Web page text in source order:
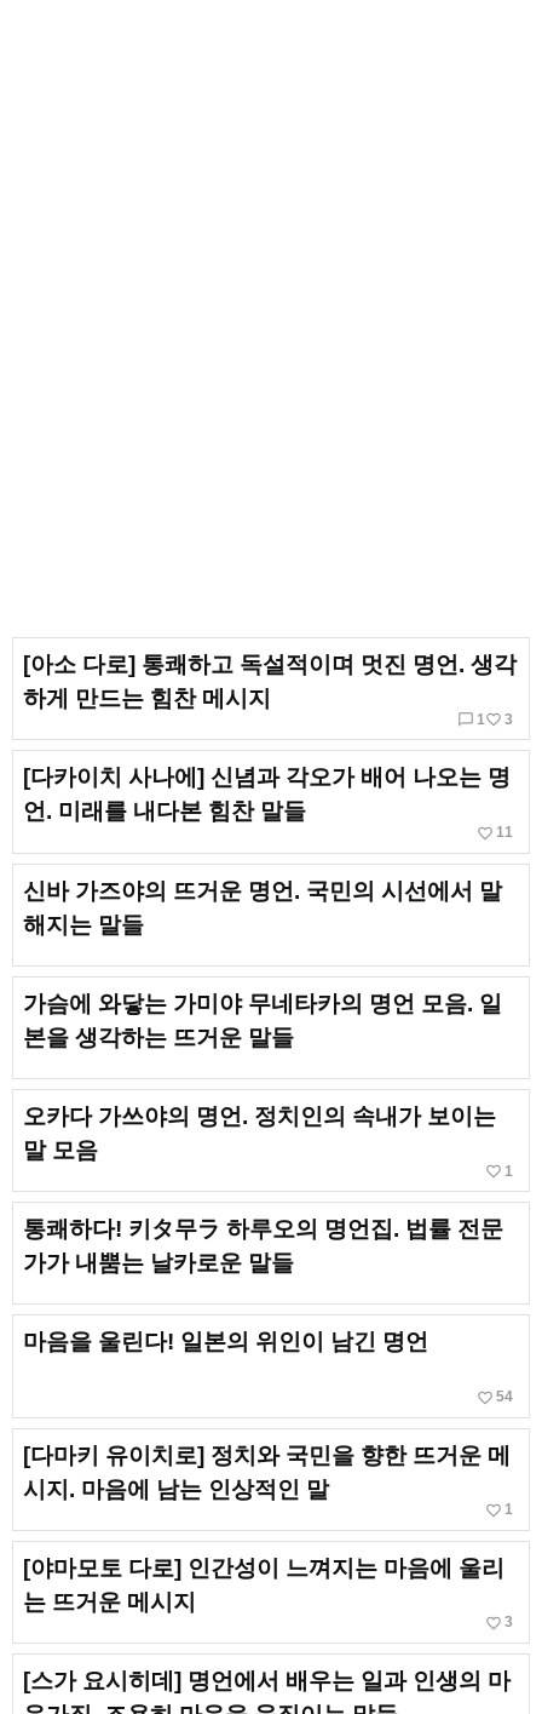
[아소 다로] 통쾌하고 독설적이며 멋진 명언. 생각
하게 만드는 힘찬 메시지
chat_bubble_outline 1 favorite_border 3
[다카이치 사나에] 신념과 각오가 배어 나오는 명
언. 미래를 내다본 힘찬 말들
favorite_border 11
신바 가즈야의 뜨거운 명언. 국민의 시선에서 말
해지는 말들
가슴에 와닿는 가미야 무네타카의 명언 모음. 일
본을 생각하는 뜨거운 말들
오카다 가쓰야의 명언. 정치인의 속내가 보이는
말 모음
favorite_border 1
통쾌하다! 키タ무ラ 하루오의 명언집. 법률 전문
가가 내뿜는 날카로운 말들
마음을 울린다! 일본의 위인이 남긴 명언
favorite_border 54
[다마키 유이치로] 정치와 국민을 향한 뜨거운 메
시지. 마음에 남는 인상적인 말
favorite_border 1
[야마모토 다로] 인간성이 느껴지는 마음에 울리
는 뜨거운 메시지
favorite_border 3
[스가 요시히데] 명언에서 배우는 일과 인생의 마